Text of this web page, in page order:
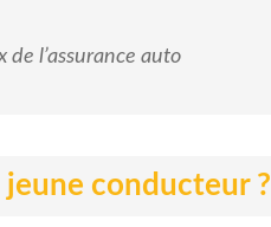
de l’assurance auto
conducteur ?